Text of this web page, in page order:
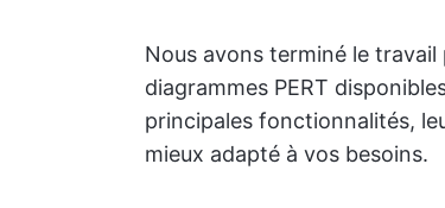
Nous avons terminé le
diagrammes PERT
principales fonctionnalités,
mieux adapté à vos besoins.